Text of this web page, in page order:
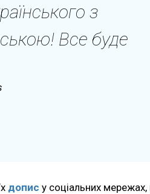
з
Все буде
допис у соціальних